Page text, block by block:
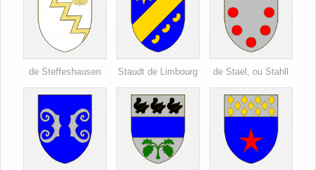
de Steffeshausen Staudt de Limbourg de Stael, ou Stahll